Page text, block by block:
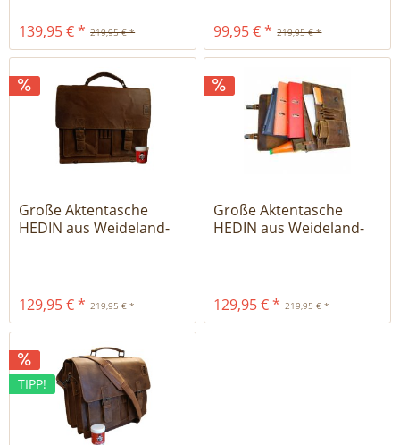
219,95 € *
139,95 € * 219,95 € *
99,95 € *
Große Aktentasche
HEDIN aus Weideland-
219,95 € *
129,95 € *
Große Aktentasche
HEDIN aus Weideland-
219,95 € *
129,95 € *
TIPP!